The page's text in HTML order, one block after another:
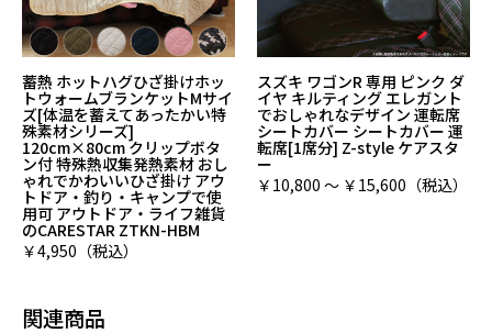
蓄熱 ホットハグひざ掛けホッ
トウォームブランケットMサイ
ズ[体温を蓄えてあったかい特
殊素材シリーズ]
120cm×80cm クリップボタ
ン付 特殊熱収集発熱素材 おし
ゃれでかわいいひざ掛け アウ
トドア・釣り・キャンプで使
用可 アウトドア・ライフ雑貨
のCARESTAR ZTKN-HBM
￥4,950（税込）
スズキ ワゴンR 専用 ピンク ダ
イヤ キルティング エレガント
でおしゃれなデザイン 運転席
シートカバー シートカバー 運
転席[1席分] Z-style ケアスタ
ー
￥10,800 ～ ￥15,600（税込）
関連商品